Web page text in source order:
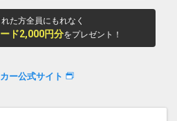
た方全員にもれなく
ド2,000円分をプレゼント！
ー公式サイト